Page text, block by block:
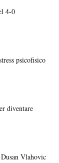
4-0
psicofisico
diventare
Vlahovic